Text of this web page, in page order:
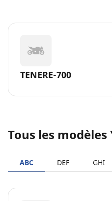
TENERE-700
Tous les modèles
ABC DEF GHI